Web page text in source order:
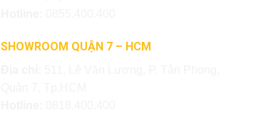
SHOWROOM QUẬN 7 – HCM